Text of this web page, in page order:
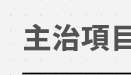
主治項